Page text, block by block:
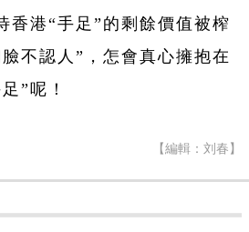
香港“手足”的剩餘價值被榨
不認人”，怎會真心擁抱在
”呢！
【編輯：刘春】